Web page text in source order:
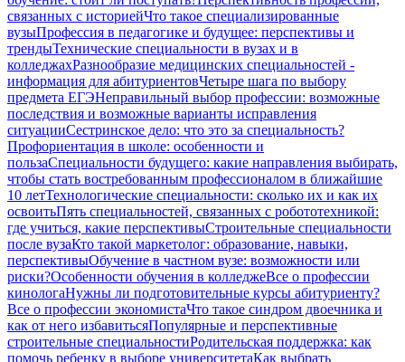
связанных с историейЧто такое специализированные
вузыПрофессия в педагогике и будущее: перспективы и
трендыТехнические специальности в вузах и в
колледжахРазнообразие медицинских специальностей -
информация для абитуриентовЧетыре шага по выбору
предмета ЕГЭНеправильный выбор профессии: возможные
последствия и возможные варианты исправления
ситуацииСестринское дело: что это за специальность?
Профориентация в школе: особенности и
пользаСпециальности будущего: какие направления выбирать,
чтобы стать востребованным профессионалом в ближайшие
10 летТехнологические специальности: сколько их и как их
освоитьПять специальностей, связанных с робототехникой:
где учиться, какие перспективыСтроительные специальности
после вузаКто такой маркетолог: образование, навыки,
перспективыОбучение в частном вузе: возможности или
риски?Особенности обучения в колледжеВсе о профессии
кинологаНужны ли подготовительные курсы абитуриенту?
Все о профессии экономистаЧто такое синдром двоечника и
как от него избавитьсяПопулярные и перспективные
строительные специальностиРодительская поддержка: как
помочь ребенку в выборе университетаКак выбрать